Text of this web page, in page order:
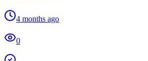
4 months ago
0